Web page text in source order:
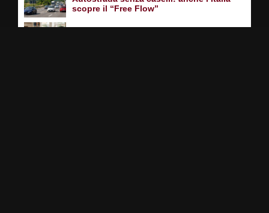
scopre il “Free Flow”
06/08/2026